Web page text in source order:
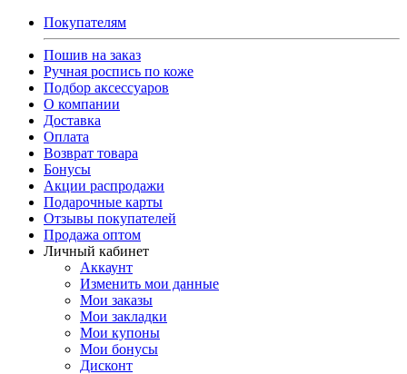
Покупателям
Пошив на заказ
Ручная роспись по коже
Подбор аксессуаров
О компании
Доставка
Оплата
Возврат товара
Бонусы
Акции распродажи
Подарочные карты
Отзывы покупателей
Продажа оптом
Личный кабинет
Аккаунт
Изменить мои данные
Мои заказы
Мои закладки
Мои купоны
Мои бонусы
Дисконт